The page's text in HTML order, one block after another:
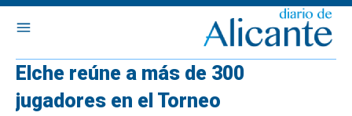
Elche reúne a más de 300
jugadores en el Torneo